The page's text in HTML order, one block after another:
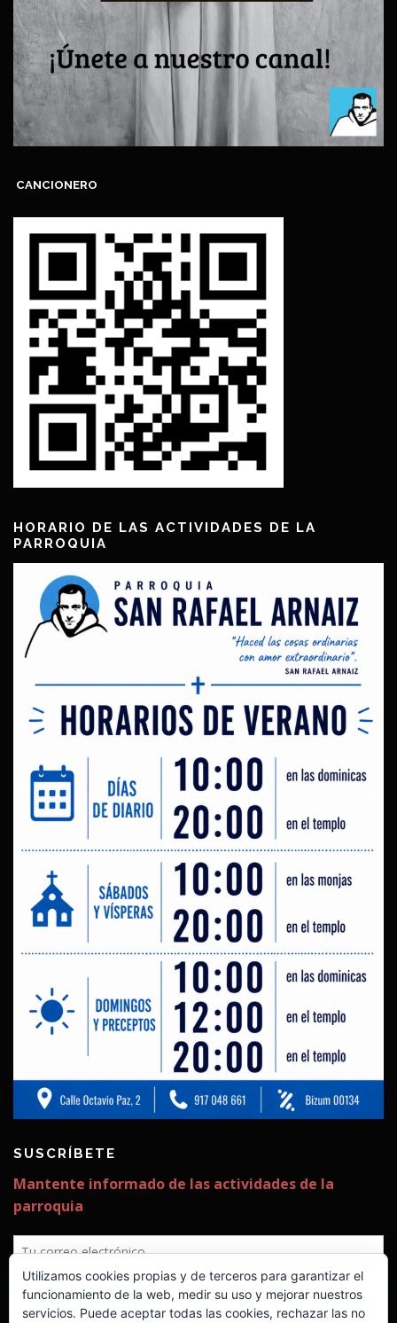
CANCIONERO
HORARIO DE LAS ACTIVIDADES DE LA
PARROQUIA
SUSCRÍBETE
¡Estamos construyendo ya la
segunda fase!
Utilizamos cookies propias y de terceros para garantizar el
funcionamiento de la web, medir su uso y mejorar nuestros
servicios. Puede aceptar todas las cookies, rechazar las no